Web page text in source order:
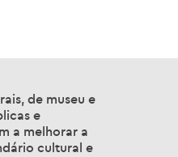
de museu e
e
a melhorar a
cultural e